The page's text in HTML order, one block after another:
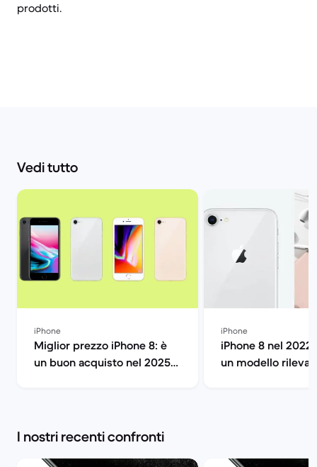
prodotti.
Vedi tutto
iPhone
Miglior prezzo iPhone 8: è
un buon acquisto nel 2025?
iPhone
iPhone 8 nel
un modello
I nostri recenti confronti